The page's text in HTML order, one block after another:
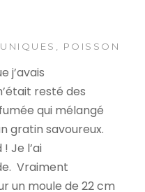
, POISSON
j’avais
resté des
qui mélangé
gratin savoureux.
Je l’ai
Vraiment
un moule de 22 cm